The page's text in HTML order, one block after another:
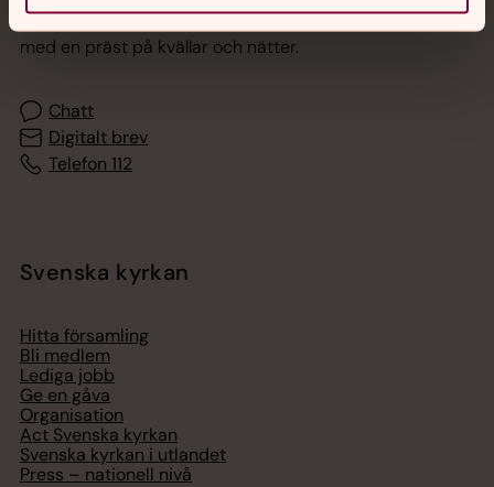
Akut samtals- och krisstöd. Prata eller chatta anonymt
med en präst på kvällar och nätter.
Chatt
Digitalt brev
Telefon 112
Svenska kyrkan
Hitta församling
Bli medlem
Lediga jobb
Ge en gåva
Organisation
Act Svenska kyrkan
Svenska kyrkan i utlandet
Press – nationell nivå